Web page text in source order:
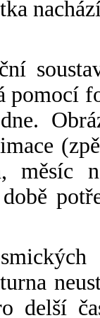
pomocí
měsíc
delší